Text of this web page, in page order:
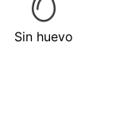
Sin huevo